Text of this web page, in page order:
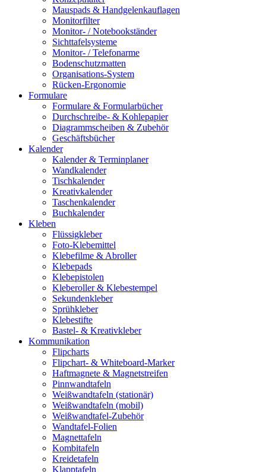
Mauspads & Handgelenkauflagen
Monitorfilter
Monitor- / Notebookständer
Sichttafelsysteme
Monitor- / Telefonarme
Bodenschutzmatten
Organisations-System
Rücken-Ergonomie
Formulare
Formulare & Formularbücher
Durchschreibe- & Kohlepapier
Diagrammscheiben & Zubehör
Geschäftsbücher
Kalender
Kalender & Terminplaner
Wandkalender
Tischkalender
Kreativkalender
Taschenkalender
Buchkalender
Kleben
Flüssigkleber
Foto-Klebemittel
Klebefilme & Abroller
Klebepads
Klebepistolen
Kleberoller & Klebestempel
Sekundenkleber
Sprühkleber
Klebestifte
Bastel- & Kreativkleber
Kommunikation
Flipcharts
Flipchart- & Whiteboard-Marker
Haftmagnete & Magnetstreifen
Pinnwandtafeln
Weißwandtafeln (stationär)
Weißwandtafeln (mobil)
Weißwandtafel-Zubehör
Wandtafel-Folien
Magnettafeln
Kombitafeln
Kreidetafeln
Klapptafeln